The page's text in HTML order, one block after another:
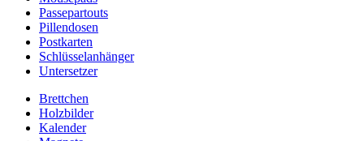
Passepartouts
Pillendosen
Postkarten
Schlüsselanhänger
Untersetzer
Brettchen
Holzbilder
Kalender